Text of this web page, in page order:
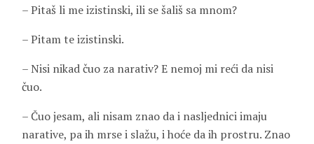
– Pitaš li me izistinski, ili se šališ sa mnom?
– Pitam te izistinski.
– Nisi nikad čuo za narativ? E nemoj mi reći da nisi
čuo.
– Čuo jesam, ali nisam znao da i nasljednici imaju
narative, pa ih mrse i slažu, i hoće da ih prostru. Znao